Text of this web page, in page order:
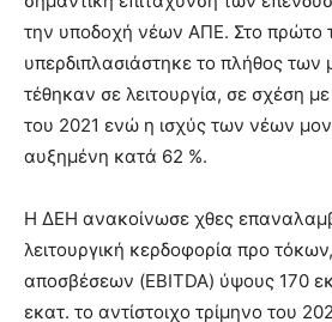
την υποδοχή νέων ΑΠΕ. Στο πρώτο
υπερδιπλασιάστηκε το πλήθος
τέθηκαν σε λειτουργία, σε σχέση
του 2021 ενώ η ισχύς των νέων
αυξημένη κατά 62 %.
Η ΔΕΗ ανακοίνωσε χθες
λειτουργική κερδοφορία προ
αποσβέσεων (EBITDA) ύψους 170
εκατ. το αντίστοιχο τρίμηνο του